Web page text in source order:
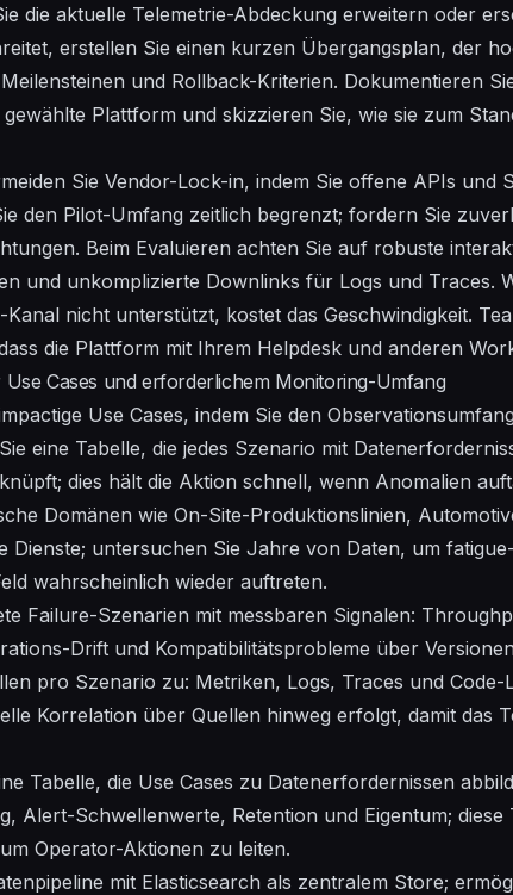
die aktuelle Telemetrie-Abdeckung erweitern oder
erstellen Sie einen kurzen Übergangsplan, der
und Rollback-Kriterien. Dokumentieren
Plattform und skizzieren Sie, wie sie zum
Sie Vendor-Lock-in, indem Sie offene APIs und
den Pilot-Umfang zeitlich begrenzt; fordern Sie
Beim Evaluieren achten Sie auf robuste
und unkomplizierte Downlinks für Logs und Traces.
nicht unterstützt, kostet das Geschwindigkeit.
die Plattform mit Ihrem Helpdesk und anderen
Use Cases und erforderlichem Monitoring-Umfang
Use Cases, indem Sie den
eine Tabelle, die jedes Szenario mit
dies hält die Aktion schnell, wenn Anomalien
Domänen wie On-Site-Produktionslinien,
Dienste; untersuchen Sie Jahre von Daten, um
wahrscheinlich wieder auftreten.
Failure-Szenarien mit messbaren Signalen:
Drift und Kompatibilitätsprobleme über
pro Szenario zu: Metriken, Logs, Traces und Code-
Korrelation über Quellen hinweg erfolgt, damit das
Tabelle, die Use Cases zu Datenerfordernissen
Alert-Schwellenwerte, Retention und Eigentum;
Operator-Aktionen zu leiten.
mit Elasticsearch als zentralem Store;